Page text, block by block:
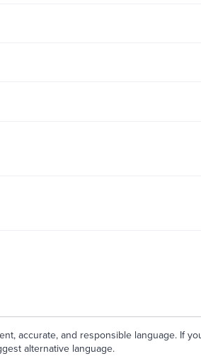
accurate, and responsible language. If
alternative language.